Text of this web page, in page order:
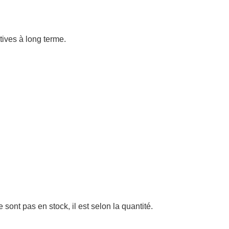
à long terme.
pas en stock, il est selon la quantité.